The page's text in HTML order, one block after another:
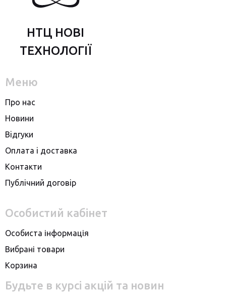
НТЦ НОВІ
ТЕХНОЛОГІЇ
Меню
Про нас
Новини
Вiдгуки
Оплата i доставка
Контакти
Публiчний договiр
Особистий кабінет
Особиста інформація
Вибрані товари
Корзина
Будьте в курсі акцій та новин